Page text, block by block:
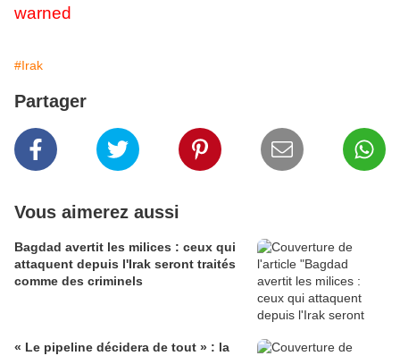
warned
#Irak
Partager
Vous aimerez aussi
Bagdad avertit les milices : ceux qui
attaquent depuis l'Irak seront traités
comme des criminels
« Le pipeline décidera de tout » : la